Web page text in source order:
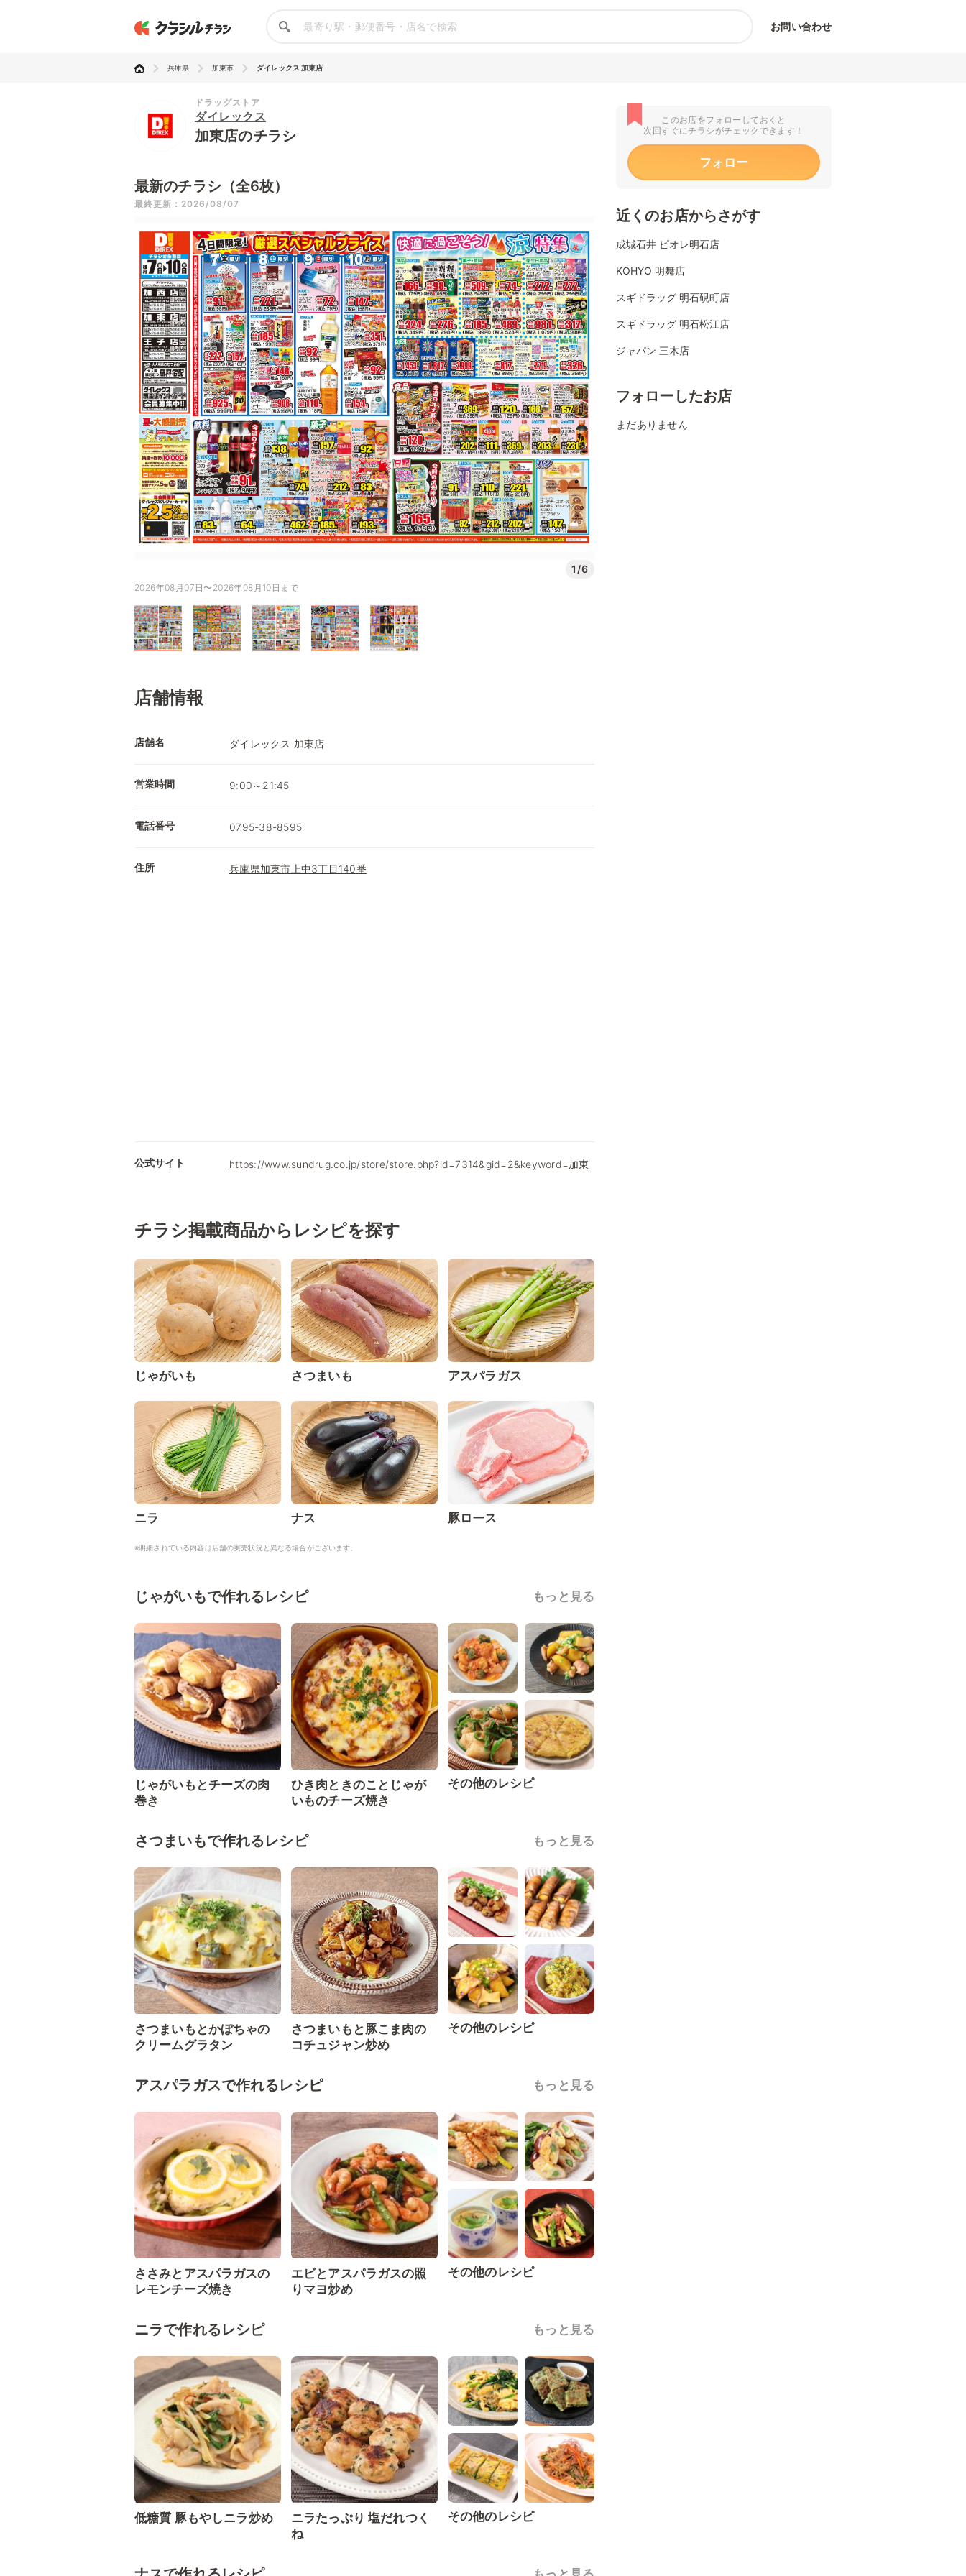
お問い合わせ
兵庫県 加東市 ダイレックス 加東店
ドラッグストア
ダイレックス
加東店のチラシ
最新のチラシ（全6枚）
最終更新：2026/08/07
1/6
2026年08月07日〜2026年08月10日まで
店舗情報
店舗名 ダイレックス 加東店
営業時間 9:00～21:45
電話番号 0795-38-8595
住所 兵庫県加東市上中3丁目140番
公式サイト https://www.sundrug.co.jp/store/store.php?id=7314&gid=2&keyword=加東
チラシ掲載商品からレシピを探す
じゃがいも さつまいも アスパラガス
ニラ ナス 豚ロース
※明細されている内容は店舗の実売状況と異なる場合がございます。
じゃがいもで作れるレシピ もっと見る
じゃがいもとチーズの肉
巻き
ひき肉ときのことじゃが
いものチーズ焼き
その他のレシピ
さつまいもで作れるレシピ もっと見る
さつまいもとかぼちゃの
クリームグラタン
さつまいもと豚こま肉の
コチュジャン炒め
その他のレシピ
アスパラガスで作れるレシピ もっと見る
ささみとアスパラガスの
レモンチーズ焼き
エビとアスパラガスの照
りマヨ炒め
その他のレシピ
ニラで作れるレシピ もっと見る
低糖質 豚もやしニラ炒め
ニラたっぷり 塩だれつく
ね
その他のレシピ
このお店をフォローしておくと
次回すぐにチラシがチェックできます！
フォロー
近くのお店からさがす
成城石井 ピオレ明石店
KOHYO 明舞店
スギドラッグ 明石硯町店
スギドラッグ 明石松江店
ジャパン 三木店
フォローしたお店
まだありません